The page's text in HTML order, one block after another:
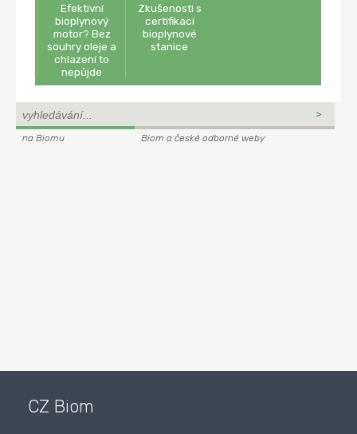
Efektivní
bioplynový
motor? Bez
souhry oleje a
chlazení to
nepůjde
Zkušenosti s
certifikací
bioplynové
stanice
na Biomu Biom a české odborné weby
CZ Biom